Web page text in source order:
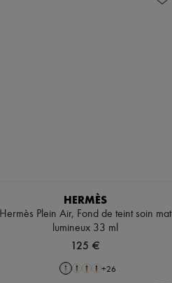
HERMÈS
Hermès Plein Air, Fond de teint soin mat
lumineux 33 ml
125 €
+26